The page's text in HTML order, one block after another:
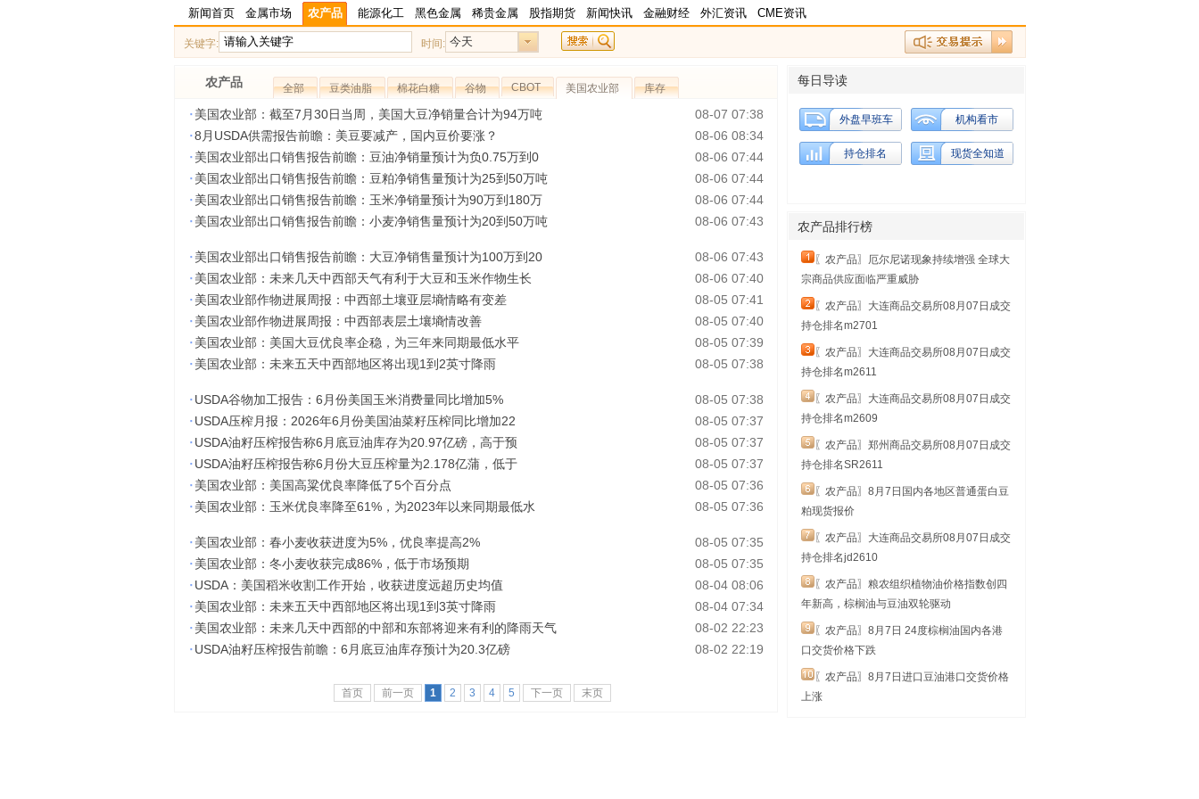
新闻首页 金属市场 农产品 能源化工 黑色金属 稀贵金属 股指期货 新闻快讯 金融财经 外汇资讯 CME资讯
关键字: 时间: 今天
每日导读
外盘早班车 机构看市
持仓排名 现货全知道
农产品排行榜
〖农产品〗厄尔尼诺现象持续增强 全球大
宗商品供应面临严重威胁
〖农产品〗大连商品交易所08月07日成交
持仓排名m2701
〖农产品〗大连商品交易所08月07日成交
持仓排名m2611
〖农产品〗大连商品交易所08月07日成交
持仓排名m2609
〖农产品〗郑州商品交易所08月07日成交
持仓排名SR2611
〖农产品〗8月7日国内各地区普通蛋白豆
粕现货报价
〖农产品〗大连商品交易所08月07日成交
持仓排名jd2610
〖农产品〗粮农组织植物油价格指数创四
年新高，棕榈油与豆油双轮驱动
〖农产品〗8月7日 24度棕榈油国内各港
口交货价格下跌
〖农产品〗8月7日进口豆油港口交货价格
上涨
农产品 全部 豆类油脂 棉花白糖 谷物 CBOT 美国农业部 库存
·美国农业部：截至7月30日当周，美国大豆净销量合计为94万吨 08-07 07:38
·8月USDA供需报告前瞻：美豆要减产，国内豆价要涨？ 08-06 08:34
·美国农业部出口销售报告前瞻：豆油净销量预计为负0.75万到0 08-06 07:44
·美国农业部出口销售报告前瞻：豆粕净销售量预计为25到50万吨 08-06 07:44
·美国农业部出口销售报告前瞻：玉米净销量预计为90万到180万 08-06 07:44
·美国农业部出口销售报告前瞻：小麦净销售量预计为20到50万吨 08-06 07:43
·美国农业部出口销售报告前瞻：大豆净销售量预计为100万到20 08-06 07:43
·美国农业部：未来几天中西部天气有利于大豆和玉米作物生长 08-06 07:40
·美国农业部作物进展周报：中西部土壤亚层墒情略有变差 08-05 07:41
·美国农业部作物进展周报：中西部表层土壤墒情改善 08-05 07:40
·美国农业部：美国大豆优良率企稳，为三年来同期最低水平 08-05 07:39
·美国农业部：未来五天中西部地区将出现1到2英寸降雨 08-05 07:38
·USDA谷物加工报告：6月份美国玉米消费量同比增加5% 08-05 07:38
·USDA压榨月报：2026年6月份美国油菜籽压榨同比增加22 08-05 07:37
·USDA油籽压榨报告称6月底豆油库存为20.97亿磅，高于预 08-05 07:37
·USDA油籽压榨报告称6月份大豆压榨量为2.178亿蒲，低于 08-05 07:37
·美国农业部：美国高粱优良率降低了5个百分点 08-05 07:36
·美国农业部：玉米优良率降至61%，为2023年以来同期最低水 08-05 07:36
·美国农业部：春小麦收获进度为5%，优良率提高2% 08-05 07:35
·美国农业部：冬小麦收获完成86%，低于市场预期 08-05 07:35
·USDA：美国稻米收割工作开始，收获进度远超历史均值 08-04 08:06
·美国农业部：未来五天中西部地区将出现1到3英寸降雨 08-04 07:34
·美国农业部：未来几天中西部的中部和东部将迎来有利的降雨天气 08-02 22:23
·USDA油籽压榨报告前瞻：6月底豆油库存预计为20.3亿磅 08-02 22:19
首页 前一页 1 2 3 4 5 下一页 末页